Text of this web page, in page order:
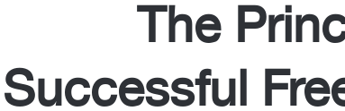
The